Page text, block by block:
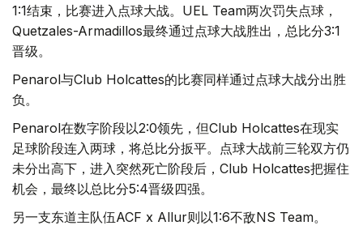
1:1结束，比赛进入点球大战。UEL Team两次罚失点球，
Quetzales-Armadillos最终通过点球大战胜出，总比分3:1
晋级。
Penarol与Club Holcattes的比赛同样通过点球大战分出胜
负。
Penarol在数字阶段以2:0领先，但Club Holcattes在现实
足球阶段连入两球，将总比分扳平。点球大战前三轮双方仍
未分出高下，进入突然死亡阶段后，Club Holcattes把握住
机会，最终以总比分5:4晋级四强。
另一支东道主队伍ACF x Allur则以1:6不敌NS Team。